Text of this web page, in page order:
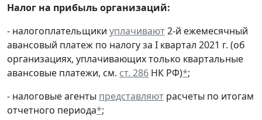
Налог на прибыль организаций:
- налогоплательщики уплачивают2-й ежемесячный
авансовый платеж по налогу за I квартал 2021 г. (об
организациях, уплачивающих только квартальные
авансовые платежи, см. ст. 286 НК РФ)*;
- налоговые агенты представляют расчеты по итогам
отчетного периода*;